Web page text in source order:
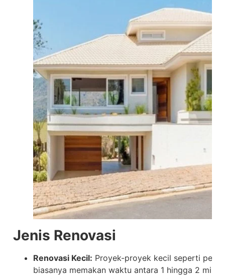
Jenis Renovasi
Renovasi Kecil: Proyek-proyek kecil seperti
biasanya memakan waktu antara 1 hingga 2